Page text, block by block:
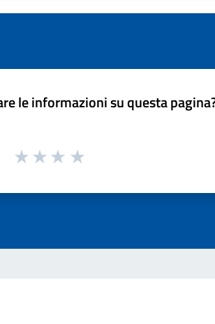
le informazioni su questa